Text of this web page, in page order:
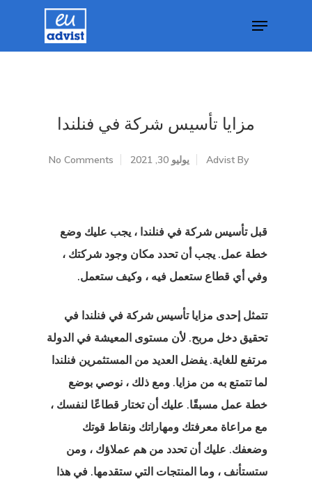
مزايا تأسيس شركة في فنلندا
By
Advist يوليو 30, 2021 No Comments
قبل تأسيس شركة في فنلندا ، يجب عليك وضع
خطة عمل. يجب أن تحدد مكان وجود شركتك ،
وفي أي قطاع ستعمل فيه ، وكيف ستعمل.
تتمثل إحدى مزايا تأسيس شركة في فنلندا في
تحقيق دخل مربح. لأن مستوى المعيشة في الدولة
مرتفع للغاية. يفضل العديد من المستثمرين فنلندا
لما تتمتع به من مزايا. ومع ذلك ، نوصي بوضع
خطة عمل مسبقًا. عليك أن تختار قطاعًا لنفسك ،
مع مراعاة معرفتك ومهاراتك ونقاط قوتك
وضعفك. عليك أن تحدد من هم عملاؤك ، ومن
ستستأنف ، وما المنتجات التي ستقدمها. في هذا